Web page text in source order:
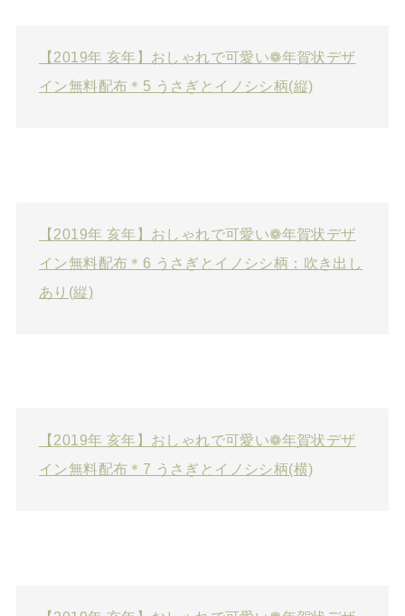
【2019年 亥年】おしゃれで可愛い❁年賀状デザ
イン無料配布＊5 うさぎとイノシシ柄(縦)
【2019年 亥年】おしゃれで可愛い❁年賀状デザ
イン無料配布＊6 うさぎとイノシシ柄：吹き出し
あり(縦)
【2019年 亥年】おしゃれで可愛い❁年賀状デザ
イン無料配布＊7 うさぎとイノシシ柄(横)